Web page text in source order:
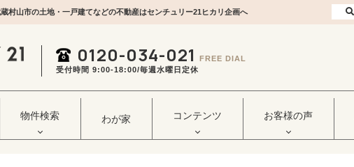
村山市の土地・一戸建てなどの不動産はセンチュリー21ヒカリ企画へ
0120-034-021
FREE DIAL
受付時間 9:00‐18:00/毎週水曜日定休
物件検索 わが家 コンテンツ お客様の声